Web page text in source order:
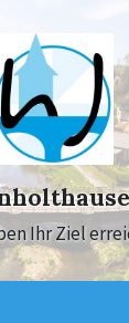
Ihr Ziel